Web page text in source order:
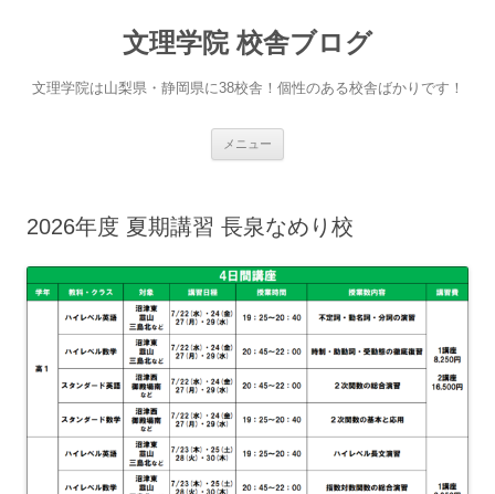
文理学院 校舎ブログ
文理学院は山梨県・静岡県に38校舎！個性のある校舎ばかりです！
メニュー
ス
2026年度 夏期講習 長泉なめり校